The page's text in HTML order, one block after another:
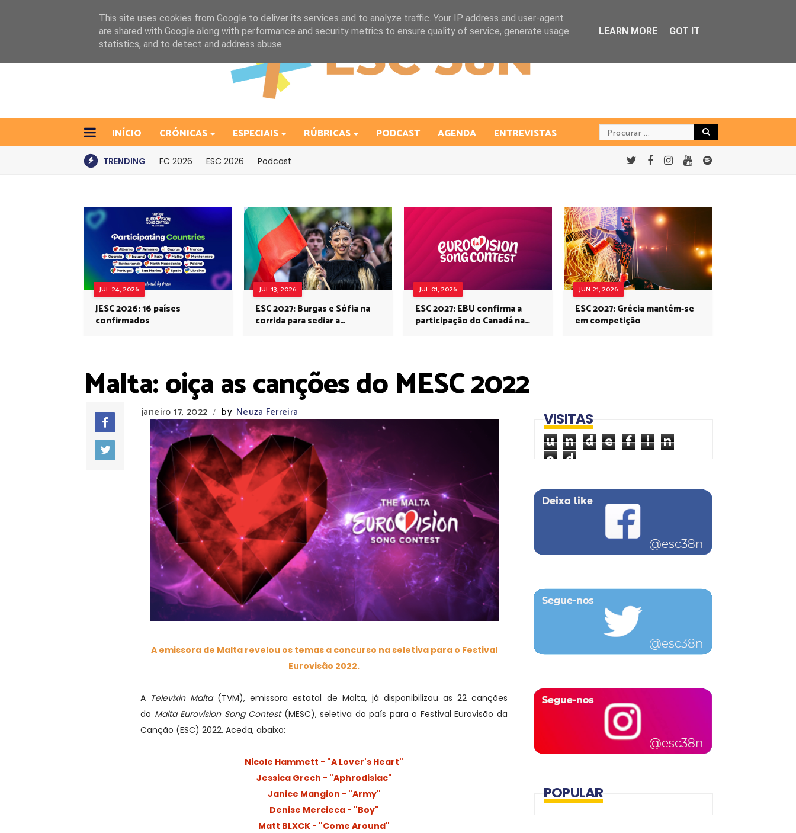
INÍCIO CRÓNICAS ESPECIAIS RÚBRICAS PODCAST AGENDA ENTREVISTAS
TRENDING FC 2026 ESC 2026 Podcast
JUL 24, 2026
JESC 2026: 16 países
confirmados
JUL 13, 2026
ESC 2027: Burgas e Sófia na
corrida para sediar a
JUL 01, 2026
ESC 2027: EBU confirma a
participação do Canadá na
JUN 21, 2026
ESC 2027: Grécia mantém-se
em competição
Malta: oiça as canções do MESC 2022
janeiro 17, 2022 / by Neuza Ferreira
A emissora de Malta revelou os temas a concurso na seletiva para o Festival
Eurovisão 2022.
A Televixin Malta(TVM), emissora estatal de Malta, já disponibilizou as 22 canções
do Malta Eurovision Song Contest(MESC), seletiva do país para o Festival Eurovisão da
Canção (ESC) 2022. Aceda, abaixo:
Nicole Hammett - "A Lover's Heart"
Jessica Grech - "Aphrodisiac"
Janice Mangion - "Army"
Denise Mercieca - "Boy"
Matt BLXCK - "Come Around"
VISITAS
u n d e f i n
e d
POPULAR
This site uses cookies from Google to deliver its services and to analyze traffic. Your IP address and user-agent
are shared with Google along with performance and security metrics to ensure quality of service, generate usage
statistics, and to detect and address abuse.
LEARN MORE GOT IT